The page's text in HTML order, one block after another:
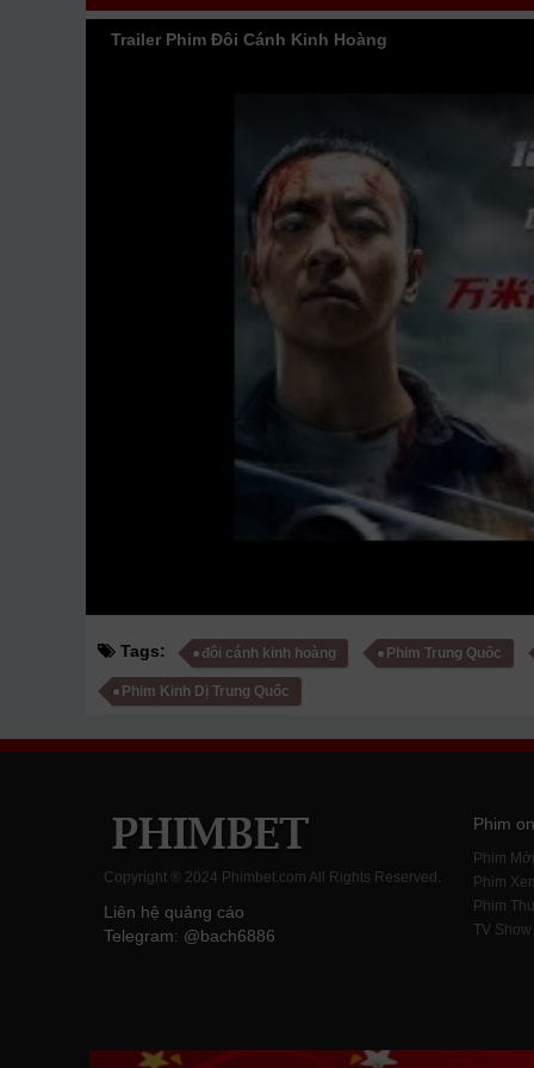
đón xem bộ phimĐôi Cánh Kinh HoàngHD VietSub
Trailer Phim Đôi Cánh Kinh Hoàng
Tags: đôi cánh kinh hoàng Phim Trung Quốc
Phim Kinh Dị Trung Quốc
Copyright ® 2024 Phimbet.com All Rights Reserved.
Liên hệ quảng cáo
Telegram: @bach6886
Phim
Phim Mới
Phim
Phim
TV Show